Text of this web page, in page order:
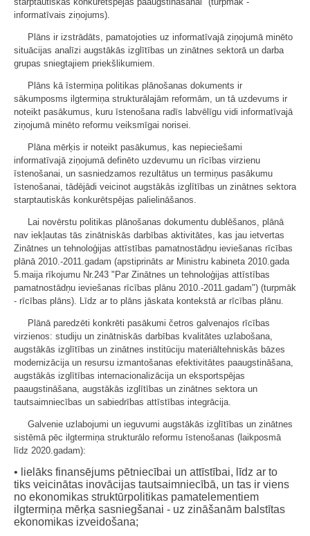
informatīvais ziņojums).
Plāns ir izstrādāts, pamatojoties uz informatīvajā ziņojumā minēto
situācijas analīzi augstākās izglītības un zinātnes sektorā un darba
grupas sniegtajiem priekšlikumiem.
Plāns kā īstermiņa politikas plānošanas dokuments ir
sākumposms ilgtermiņa strukturālajām reformām, un tā uzdevums ir
noteikt pasākumus, kuru īstenošana radīs labvēlīgu vidi informatīvajā
ziņojumā minēto reformu veiksmīgai norisei.
Plāna mērķis ir noteikt pasākumus, kas nepieciešami
informatīvajā ziņojumā definēto uzdevumu un rīcības virzienu
īstenošanai, un sasniedzamos rezultātus un termiņus pasākumu
īstenošanai, tādējādi veicinot augstākās izglītības un zinātnes sektora
starptautiskās konkurētspējas palielināšanos.
Lai novērstu politikas plānošanas dokumentu dublēšanos, plānā
nav iekļautas tās zinātniskās darbības aktivitātes, kas jau ietvertas
Zinātnes un tehnoloģijas attīstības pamatnostādņu ieviešanas rīcības
plānā 2010.-2011.gadam (apstiprināts ar Ministru kabineta 2010.gada
5.maija rīkojumu Nr.243 "Par Zinātnes un tehnoloģijas attīstības
pamatnostādņu ieviešanas rīcības plānu 2010.-2011.gadam") (turpmāk
- rīcības plāns). Līdz ar to plāns jāskata kontekstā ar rīcības plānu.
Plānā paredzēti konkrēti pasākumi četros galvenajos rīcības
virzienos: studiju un zinātniskās darbības kvalitātes uzlabošana,
augstākās izglītības un zinātnes institūciju materiāltehniskās bāzes
modernizācija un resursu izmantošanas efektivitātes paaugstināšana,
augstākās izglītības internacionalizācija un eksportspējas
paaugstināšana, augstākās izglītības un zinātnes sektora un
tautsaimniecības un sabiedrības attīstības integrācija.
Galvenie uzlabojumi un ieguvumi augstākās izglītības un zinātnes
sistēmā pēc ilgtermiņa strukturālo reformu īstenošanas (laikposmā
līdz 2020.gadam):
• lielāks finansējums pētniecībai un attīstībai, līdz ar to
tiks veicinātas inovācijas tautsaimniecībā, un tas ir viens
no ekonomikas struktūrpolitikas pamatelementiem
ilgtermiņa mērķa sasniegšanai - uz zināšanām balstītas
ekonomikas izveidošana;